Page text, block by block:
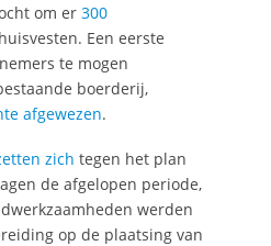
om er 300
Een eerste
te mogen
boerderij,
afgewezen.
zich tegen het plan
de afgelopen periode,
werden
op de plaatsing van